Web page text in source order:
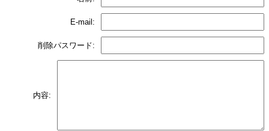
E-mail:
削除パスワード:
内容: